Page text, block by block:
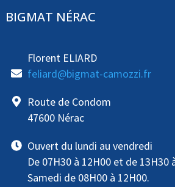
BIGMAT NÉRAC
Florent ELIARD
feliard@bigmat-camozzi.fr
Route de Condom
47600 Nérac
Ouvert du lundi au vendredi
De 07H30 à 12H00 et de 13H30
Samedi de 08H00 à 12H00.